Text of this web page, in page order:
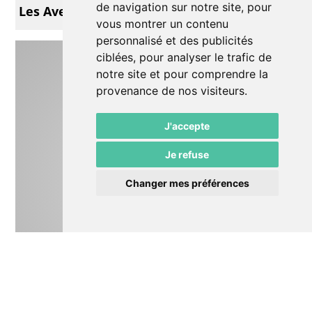
de navigation sur notre site, pour
vous montrer un contenu
personnalisé et des publicités
ciblées, pour analyser le trafic de
notre site et pour comprendre la
provenance de nos visiteurs.
J'accepte
Je refuse
Changer mes préférences
Les Aventures de Petchi